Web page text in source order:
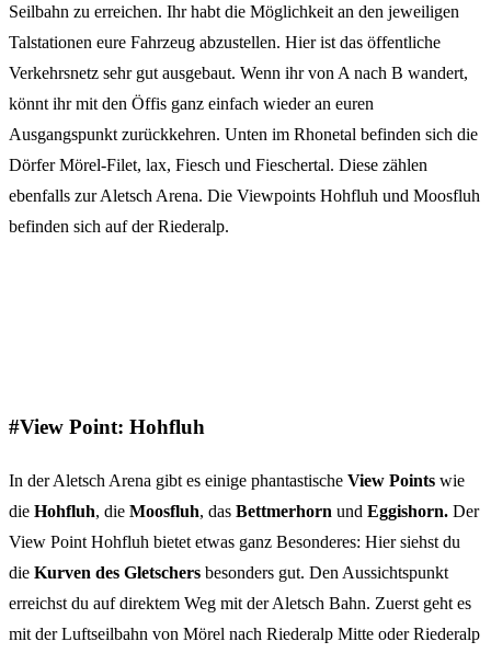
Seilbahn zu erreichen. Ihr habt die Möglichkeit an den jeweiligen
Talstationen eure Fahrzeug abzustellen. Hier ist das öffentliche
Verkehrsnetz sehr gut ausgebaut. Wenn ihr von A nach B wandert,
könnt ihr mit den Öffis ganz einfach wieder an euren
Ausgangspunkt zurückkehren. Unten im Rhonetal befinden sich die
Dörfer Mörel-Filet, lax, Fiesch und Fieschertal. Diese zählen
ebenfalls zur Aletsch Arena. Die Viewpoints Hohfluh und Moosfluh
befinden sich auf der Riederalp.
#View Point: Hohfluh
In der Aletsch Arena gibt es einige phantastische View Points wie
die Hohfluh, die Moosfluh, das Bettmerhorn und Eggishorn. Der
View Point Hohfluh bietet etwas ganz Besonderes: Hier siehst du
die Kurven des Gletschers besonders gut. Den Aussichtspunkt
erreichst du auf direktem Weg mit der Aletsch Bahn. Zuerst geht es
mit der Luftseilbahn von Mörel nach Riederalp Mitte oder Riederalp